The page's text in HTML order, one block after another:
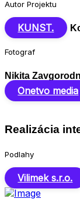
Autor Projektu
KUNST.
Fotograf
Nikita
Onetvo media
Realizácia
Podlahy
Vilimek s.r.o.